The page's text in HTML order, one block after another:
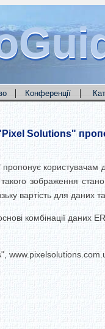
| Конференції |
Solutions"
користувачам
зображення
вартість для даних
комбінації даних